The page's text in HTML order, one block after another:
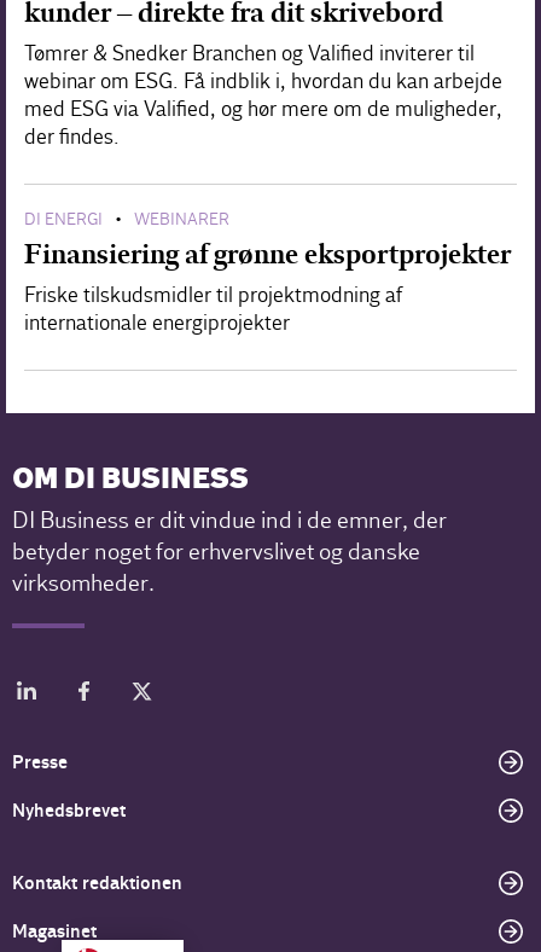
kunder – direkte fra dit skrivebord
Tømrer & Snedker Branchen og Valified inviterer til
webinar om ESG. Få indblik i, hvordan du kan arbejde
med ESG via Valified, og hør mere om de muligheder,
der findes.
DI ENERGI • WEBINARER
Finansiering af grønne eksportprojekter
Friske tilskudsmidler til projektmodning af
internationale energiprojekter
OM DI BUSINESS
DI Business er dit vindue ind i de emner, der
betyder noget for erhvervslivet og danske
virksomheder.
Presse
Nyhedsbrevet
Kontakt redaktionen
Magasinet